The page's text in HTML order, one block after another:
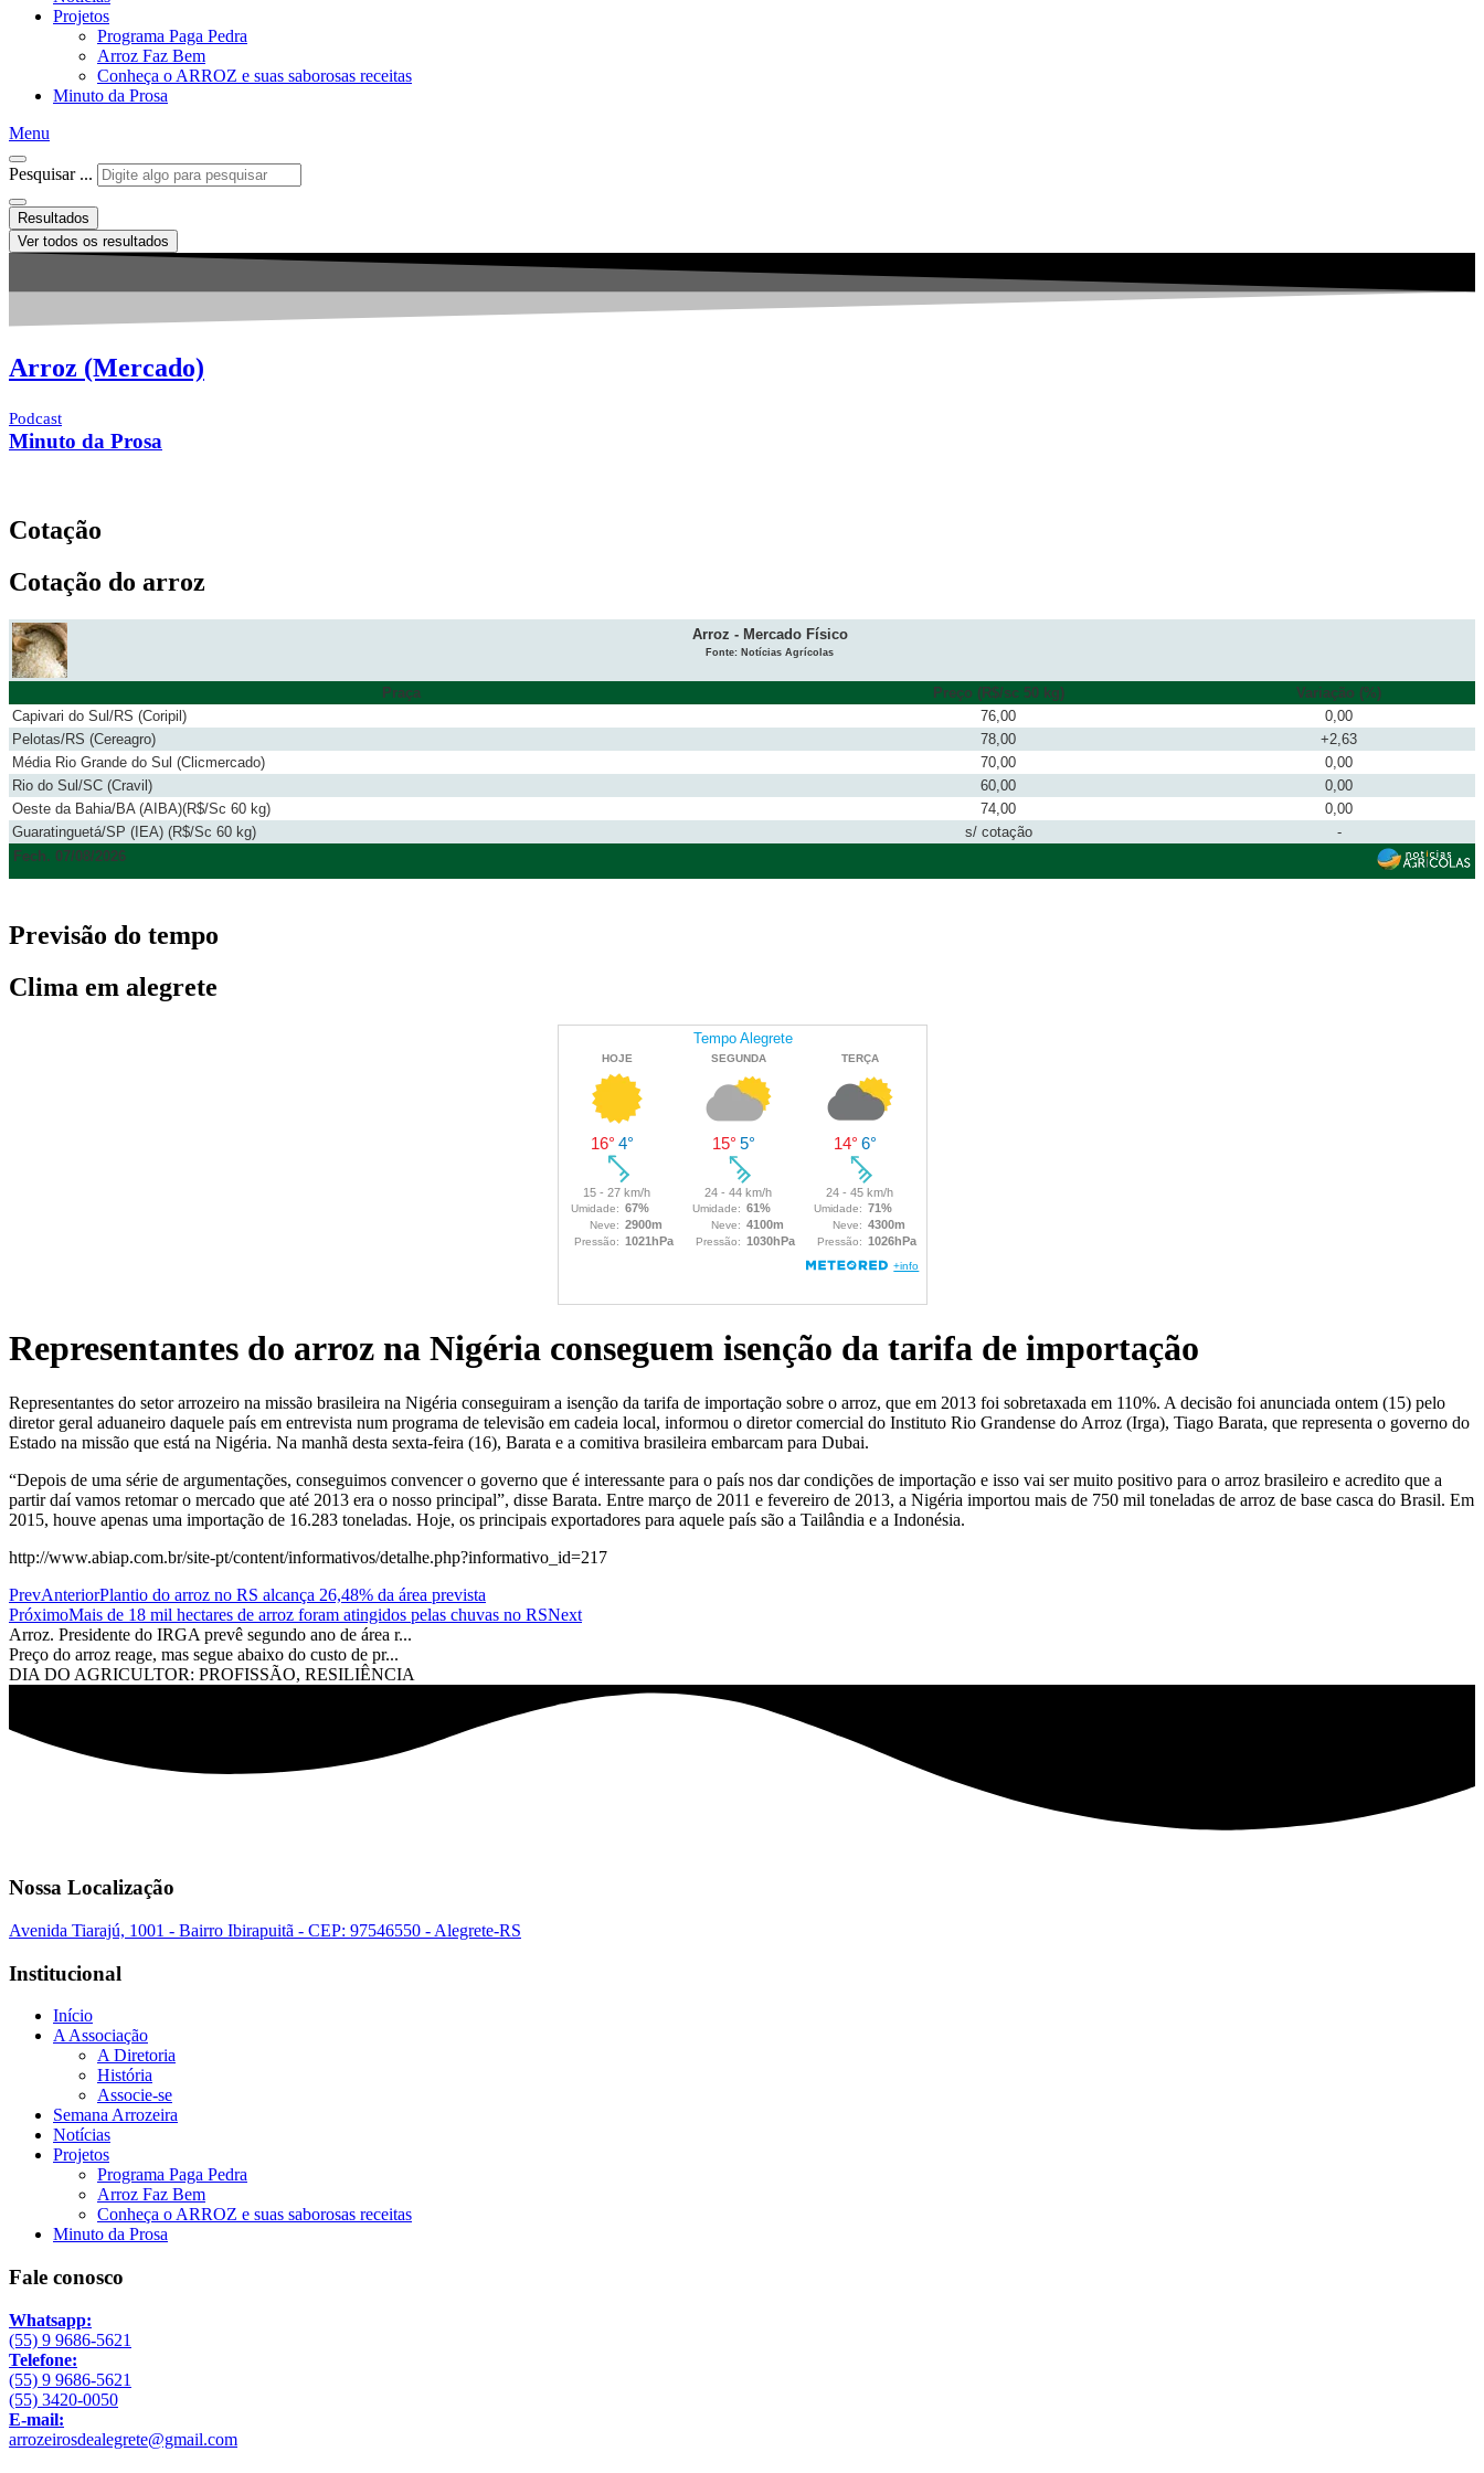
Projetos
Programa Paga Pedra
Arroz Faz Bem
Conheça o ARROZ e suas saborosas receitas
Minuto da Prosa
Menu
Pesquisar ...
Resultados
Ver todos os resultados
Arroz (Mercado)
Podcast
Minuto da Prosa
Cotação
Cotação do arroz
Arroz - Mercado Físico
Fonte: Notícias Agrícolas
Praça Preço (R$/sc 50 kg)
Variação (%)
Capivari do Sul/RS (Coripil)
76,00
0,00
Pelotas/RS (Cereagro)
78,00
+2,63
Média Rio Grande do Sul (Clicmercado)
70,00
0,00
Rio do Sul/SC (Cravil)
60,00
0,00
Oeste da Bahia/BA (AIBA)(R$/Sc 60 kg)
74,00
0,00
Guaratinguetá/SP (IEA) (R$/Sc 60 kg)
s/ cotação
-
Fech. 07/08/2026
Previsão do tempo
Clima em alegrete
Representantes do arroz na Nigéria conseguem isenção da tarifa de importação
Representantes do setor arrozeiro na missão brasileira na Nigéria conseguiram a isenção da tarifa de importação sobre o arroz, que em 2013 foi sobretaxada em 110%. A decisão foi anunciada ontem (15) pelo
diretor geral aduaneiro daquele país em entrevista num programa de televisão em cadeia local, informou o diretor comercial do Instituto Rio Grandense do Arroz (Irga), Tiago Barata, que representa o governo do
Estado na missão que está na Nigéria. Na manhã desta sexta-feira (16), Barata e a comitiva brasileira embarcam para Dubai.
“Depois de uma série de argumentações, conseguimos convencer o governo que é interessante para o país nos dar condições de importação e isso vai ser muito positivo para o arroz brasileiro e acredito que a
partir daí vamos retomar o mercado que até 2013 era o nosso principal”, disse Barata. Entre março de 2011 e fevereiro de 2013, a Nigéria importou mais de 750 mil toneladas de arroz de base casca do Brasil. Em
2015, houve apenas uma importação de 16.283 toneladas. Hoje, os principais exportadores para aquele país são a Tailândia e a Indonésia.
http://www.abiap.com.br/site-pt/content/informativos/detalhe.php?informativo_id=217
PrevAnteriorPlantio do arroz no RS alcança 26,48% da área prevista
PróximoMais de 18 mil hectares de arroz foram atingidos pelas chuvas no RSNext
Arroz. Presidente do IRGA prevê segundo ano de área r...
Preço do arroz reage, mas segue abaixo do custo de pr...
DIA DO AGRICULTOR: PROFISSÃO, RESILIÊNCIA
Nossa Localização
Avenida Tiarajú, 1001 - Bairro Ibirapuitã - CEP: 97546550 - Alegrete-RS
Institucional
Início
A Associação
A Diretoria
História
Associe-se
Semana Arrozeira
Notícias
Projetos
Programa Paga Pedra
Arroz Faz Bem
Conheça o ARROZ e suas saborosas receitas
Minuto da Prosa
Fale conosco
Whatsapp:
(55) 9 9686-5621
Telefone:
(55) 9 9686-5621
(55) 3420-0050
E-mail:
arrozeirosdealegrete@gmail.com